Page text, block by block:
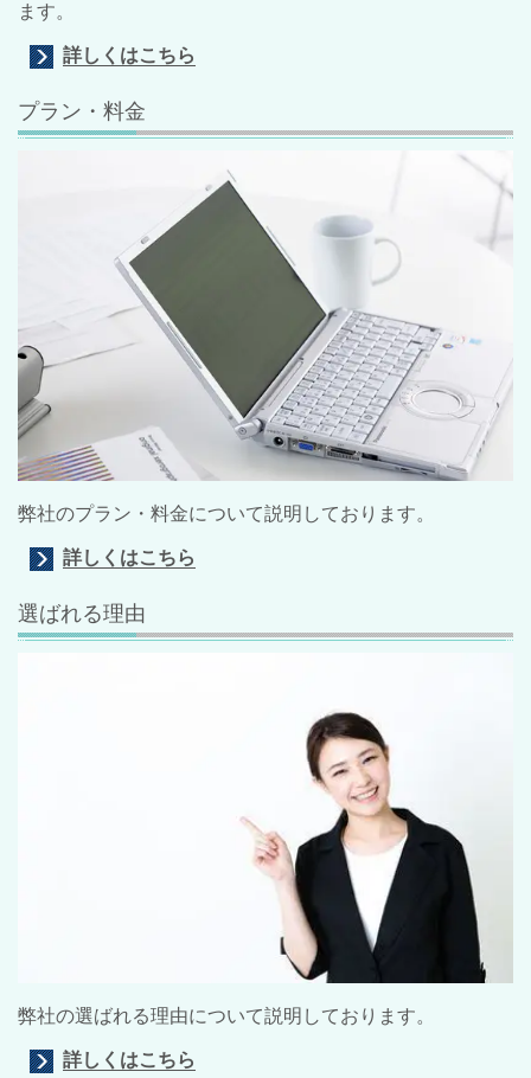
ます。
詳しくはこちら
プラン・料金
弊社のプラン・料金について説明しております。
詳しくはこちら
選ばれる理由
弊社の選ばれる理由について説明しております。
詳しくはこちら